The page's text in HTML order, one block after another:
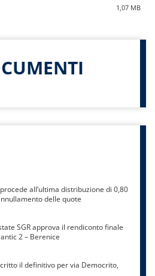
1,07 MB
all’ultima distribuzione di 0,80
delle quote
SGR approva il rendiconto finale
2 – Berenice
il definitivo per via Democrito,